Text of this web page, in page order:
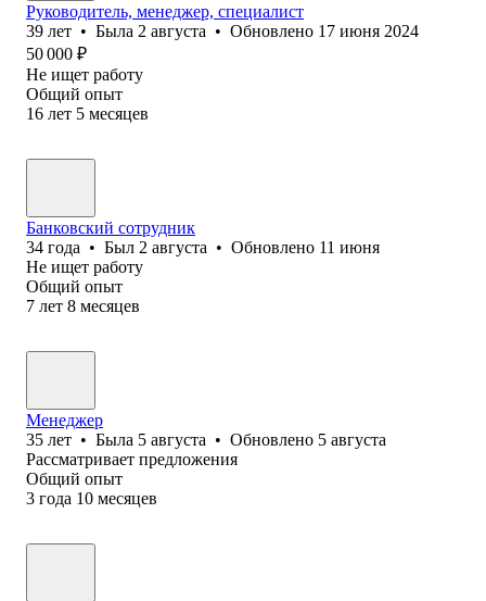
Руководитель, менеджер, специалист
39 лет • Была 2 августа • Обновлено 17 июня 2024
50 000 ₽
Не ищет работу
Общий опыт
16 лет 5 месяцев
Банковский сотрудник
34 года • Был 2 августа • Обновлено 11 июня
Не ищет работу
Общий опыт
7 лет 8 месяцев
Менеджер
35 лет • Была 5 августа • Обновлено 5 августа
Рассматривает предложения
Общий опыт
3 года 10 месяцев